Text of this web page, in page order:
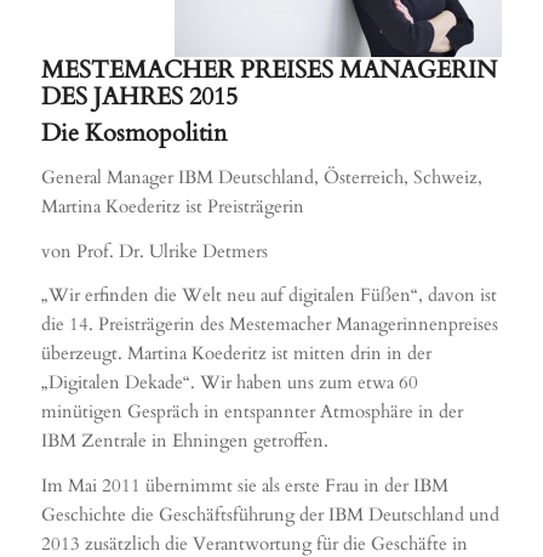
MESTEMACHER PREISES MANAGERIN
DES JAHRES 2015
Die Kosmopolitin
General Manager IBM Deutschland, Österreich, Schweiz,
Martina Koederitz ist Preisträgerin
von Prof. Dr. Ulrike Detmers
„Wir erfinden die Welt neu auf digitalen Füßen“, davon ist
die 14. Preisträgerin des Mestemacher Managerinnenpreises
überzeugt. Martina Koederitz ist mitten drin in der
„Digitalen Dekade“. Wir haben uns zum etwa 60
minütigen Gespräch in entspannter Atmosphäre in der
IBM Zentrale in Ehningen getroffen.
Im Mai 2011 übernimmt sie als erste Frau in der IBM
Geschichte die Geschäftsführung der IBM Deutschland und
2013 zusätzlich die Verantwortung für die Geschäfte in